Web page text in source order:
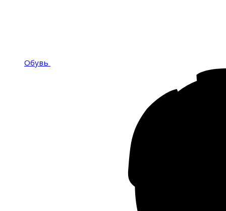
Обувь